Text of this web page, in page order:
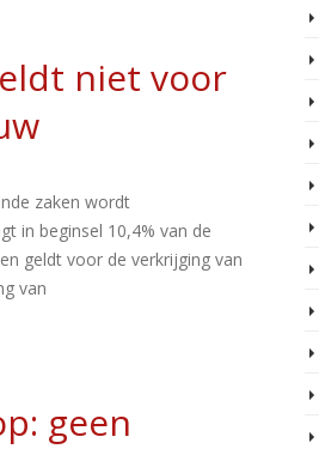
niet voor
zaken wordt
in beginsel 10,4% van de
geldt voor de verkrijging van
van
geen